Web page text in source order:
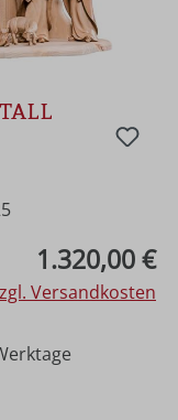
1.320,00 €
Versandkosten